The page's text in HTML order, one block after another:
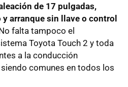
de 17 pulgadas,
arranque sin llave o control
falta tampoco el
Toyota Touch 2 y toda
a la conducción
comunes en todos los